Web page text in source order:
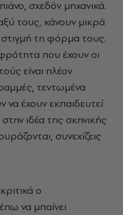
σχεδόν μηχανικά.
τους, κάνουν μικρά
τη φόρμα τους.
που έχουν οι
είναι πλέον
τεντωμένα
να έχουν εκπαιδευτεί
ιδέα της σκηνικής
συνεχίζεις
ο
να μπαίνει